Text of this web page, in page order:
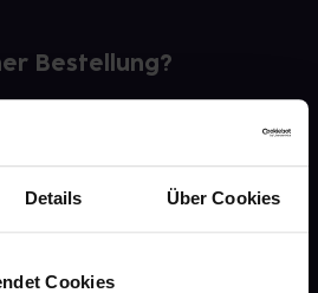
Details Über Cookies
Cookies
Bestellung?